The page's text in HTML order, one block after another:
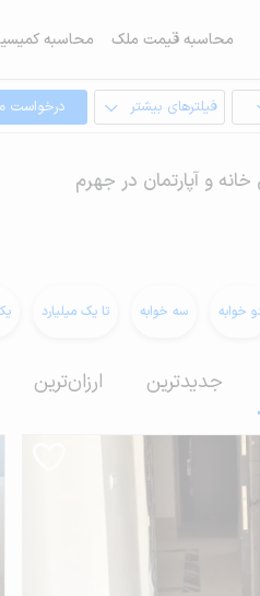
محاسبه قیمت ملک محاسبه
فیلترهای بیشتر درخواست
و آپارتمان در جهرم
خوابه سه خوابه تا یک میلیارد
جدیدترین ارزان‌ترین